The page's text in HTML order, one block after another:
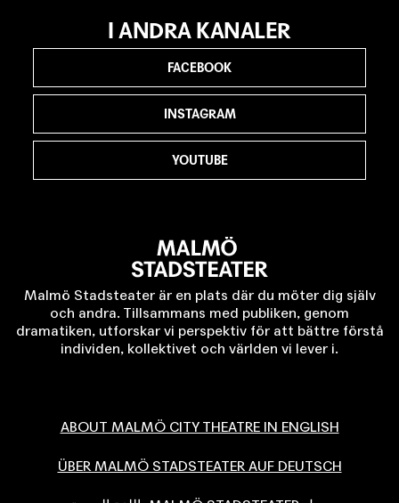
Malmö Stadsteater är en plats där du möter dig själv
och andra. Tillsammans med publiken, genom
dramatiken, utforskar vi perspektiv för att bättre förstå
individen, kollektivet och världen vi lever i.
ABOUT MALMÖ CITY THEATRE IN ENGLISH
ÜBER MALMÖ STADSTEATER AUF DEUTSCH
I ANDRA KANALER
FACEBOOK
INSTAGRAM
YOUTUBE